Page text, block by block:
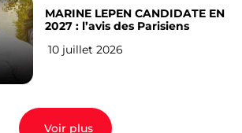
MARINE LEPEN CANDIDATE EN
2027 : l’avis des Parisiens
10 juillet 2026
Voir plus